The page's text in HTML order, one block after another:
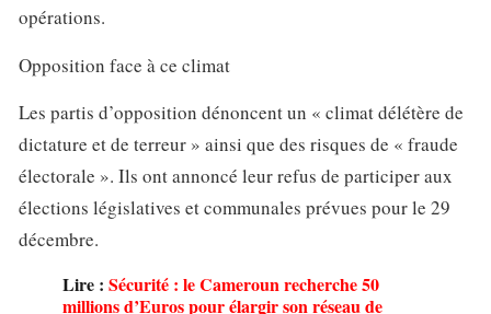
opérations.
Opposition face à ce climat
Les partis d’opposition dénoncent un « climat délétère de
dictature et de terreur » ainsi que des risques de « fraude
électorale ». Ils ont annoncé leur refus de participer aux
élections législatives et communales prévues pour le 29
décembre.
Lire : Sécurité : le Cameroun recherche 50
millions d’Euros pour élargir son réseau de